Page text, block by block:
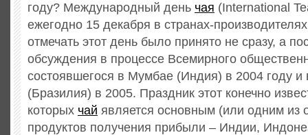
году? Международный день чая (International
ежегодно 15 декабря в странах-
отмечать этот день было принято не сразу, а
обсуждения в процессе Всемирного
состоявшегося в Мумбае (Индия) в 2004 году и
(Бразилия) в 2005. Праздник этот конечно
которых чай является основным (или одним из
продуктов получения прибыли – Индии,